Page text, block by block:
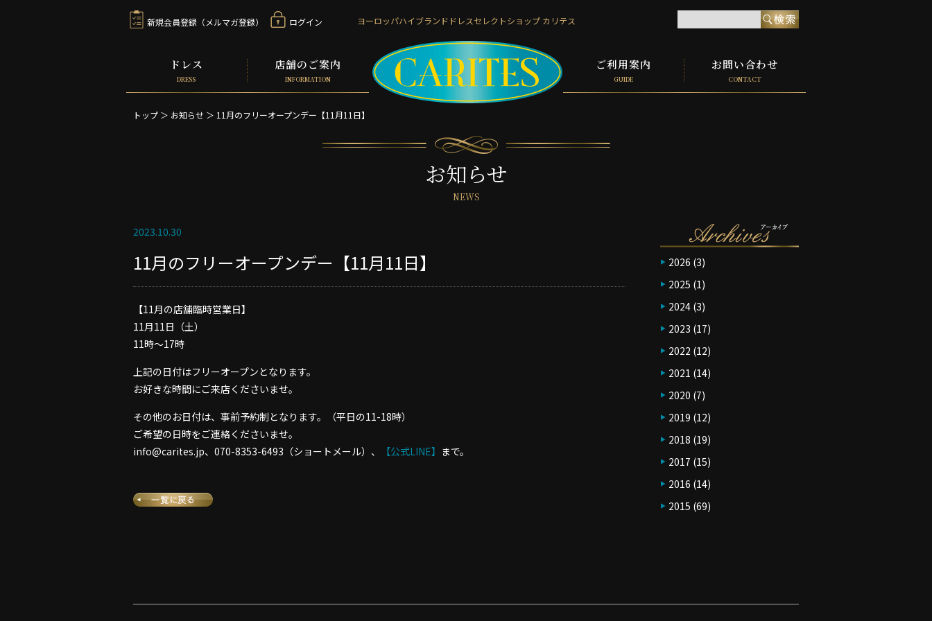
ヨーロッパハイブランド ドレスセレクトショップ カリテス
ドレス
DRESS
店舗のご案内
INFORMATION
ご利用案内
GUIDE
お問い合わせ
CONTACT
新規会員登録（メルマガ登録） ログイン
トップ ＞ お知らせ ＞ 11月のフリーオープンデー【11月11日】
お知らせ
NEWS
2023.10.30
11月のフリーオープンデー【11月11日】
【11月の店舗臨時営業日】
11月11日（土）
11時〜17時
上記の日付はフリーオープンとなります。
お好きな時間にご来店くださいませ。
その他のお日付は、事前予約制となります。（平日の11-18時）
ご希望の日時をご連絡くださいませ。
info@carites.jp、070-8353-6493（ショートメール）、
【公式LINE】 まで。
2026 (3)
2025 (1)
2024 (3)
2023 (17)
2022 (12)
2021 (14)
2020 (7)
2019 (12)
2018 (19)
2017 (15)
2016 (14)
2015 (69)